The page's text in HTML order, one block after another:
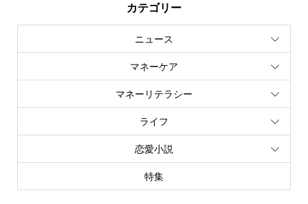
カテゴリー
ニュース
マネーケア
マネーリテラシー
ライフ
恋愛小説
特集